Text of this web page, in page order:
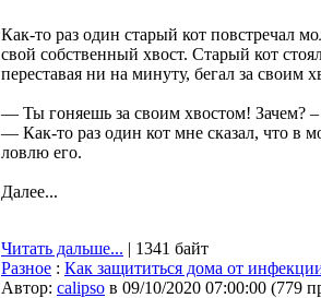
Как-то раз один старый кот повстречал
свой собственный хвост. Старый кот
переставая ни на минуту, бегал за своим
— Ты гоняешь за своим хвостом! Зачем? –
— Как-то раз один кот мне сказал, что в
ловлю его.
Далее...
Читать дальше... | 1341 байт
Разное : Как защититься дома от
Автор: calipso в 09/10/2020 07:00:00 (779